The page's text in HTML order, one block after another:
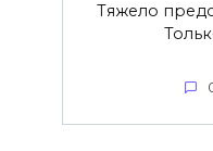
Тяжело